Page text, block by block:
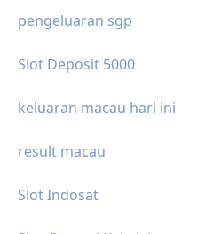
pengeluaran sgp
Slot Deposit 5000
keluaran macau hari ini
result macau
Slot Indosat